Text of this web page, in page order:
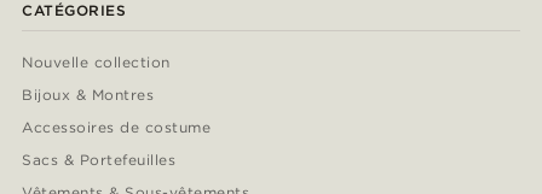
CATÉGORIES
Nouvelle collection
Bijoux & Montres
Accessoires de costume
Sacs & Portefeuilles